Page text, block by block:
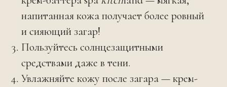
напитанная кожа получает более ровный
и сияющий загар!
Пользуйтесь солнцезащитными
средствами даже в тени.
Увлажняйте кожу после загара — крем-